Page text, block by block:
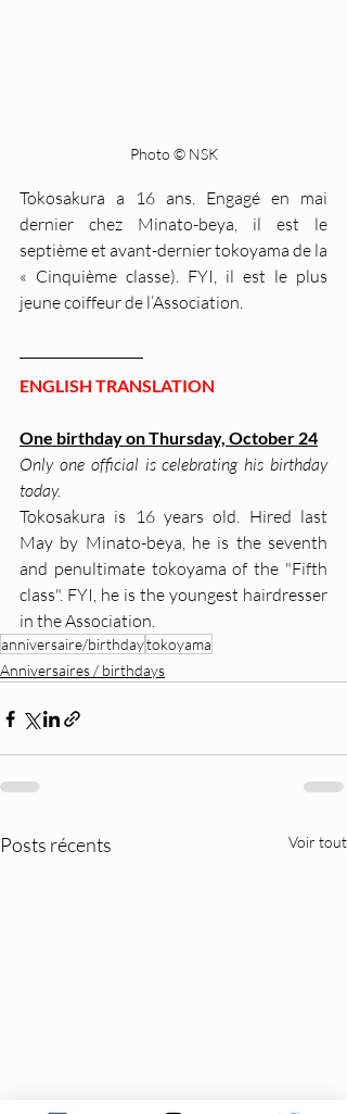
Photo © NSK
Tokosakura a 16 ans. Engagé en mai
dernier chez Minato-beya, il est le
septième et avant-dernier tokoyama de la
« Cinquième classe). FYI, il est le plus
jeune coiffeur de l’Association.
ENGLISH TRANSLATION
One birthday on Thursday, October 24
Only one official is celebrating his birthday
today.
Tokosakura is 16 years old. Hired last
May by Minato-beya, he is the seventh
and penultimate tokoyama of the "Fifth
class". FYI, he is the youngest hairdresser
in the Association.
anniversaire/birthdaytokoyama
Anniversaires / birthdays
Posts récents Voir tout